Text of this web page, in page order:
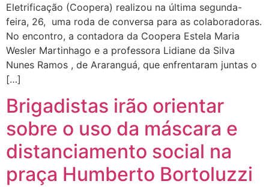
Eletrificação (Coopera) realizou na última segunda-
feira, 26, uma roda de conversa para as colaboradoras.
No encontro, a contadora da Coopera Estela Maria
Wesler Martinhago e a professora Lidiane da Silva
Nunes Ramos , de Araranguá, que enfrentaram juntas o
[…]
Brigadistas irão orientar
sobre o uso da máscara e
distanciamento social na
praça Humberto Bortoluzzi